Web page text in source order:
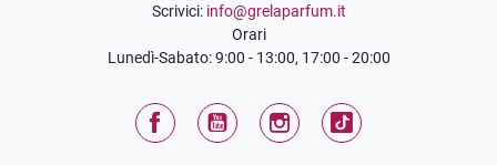
Scrivici: info@grelaparfum.it
Orari
Lunedì-Sabato: 9:00 - 13:00, 17:00 - 20:00
FacebookYouTube InstagramTikTok